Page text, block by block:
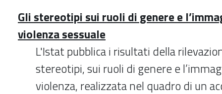
Gli stereotipi sui ruoli di genere e
violenza sessuale
L'Istat pubblica i risultati della
stereotipi, sui ruoli di genere e
violenza, realizzata nel quadro di un